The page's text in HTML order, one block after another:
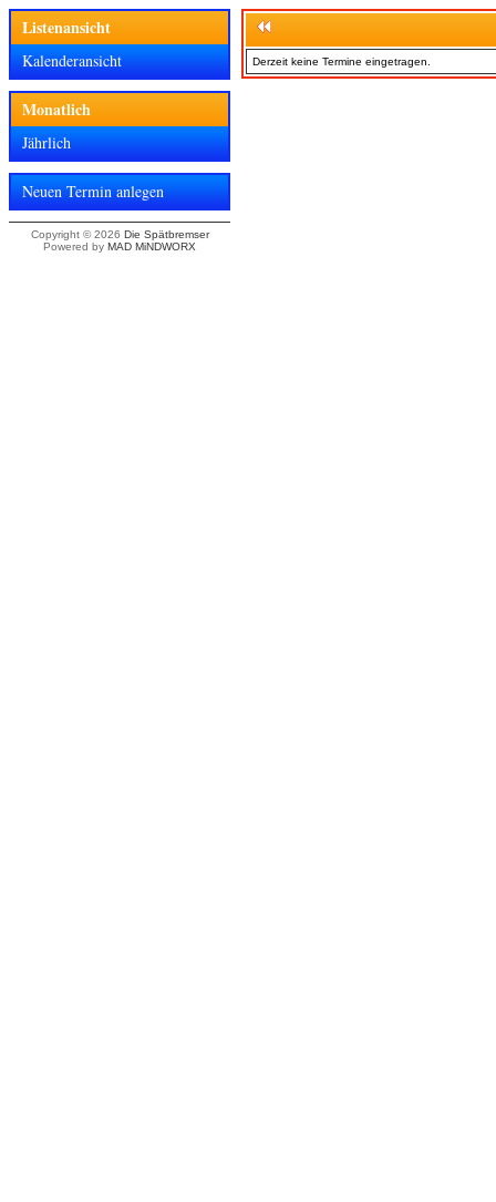
Listenansicht
Kalenderansicht
Monatlich
Jährlich
Neuen Termin anlegen
Copyright © 2026 Die Spätbremser
Powered by MAD MiNDWORX
Derzeit keine Termine eingetragen.